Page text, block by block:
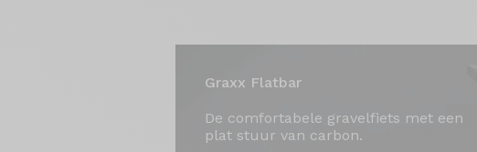
Graxx Flatbar
De comfortabele gravelfiets met een
plat stuur van carbon.